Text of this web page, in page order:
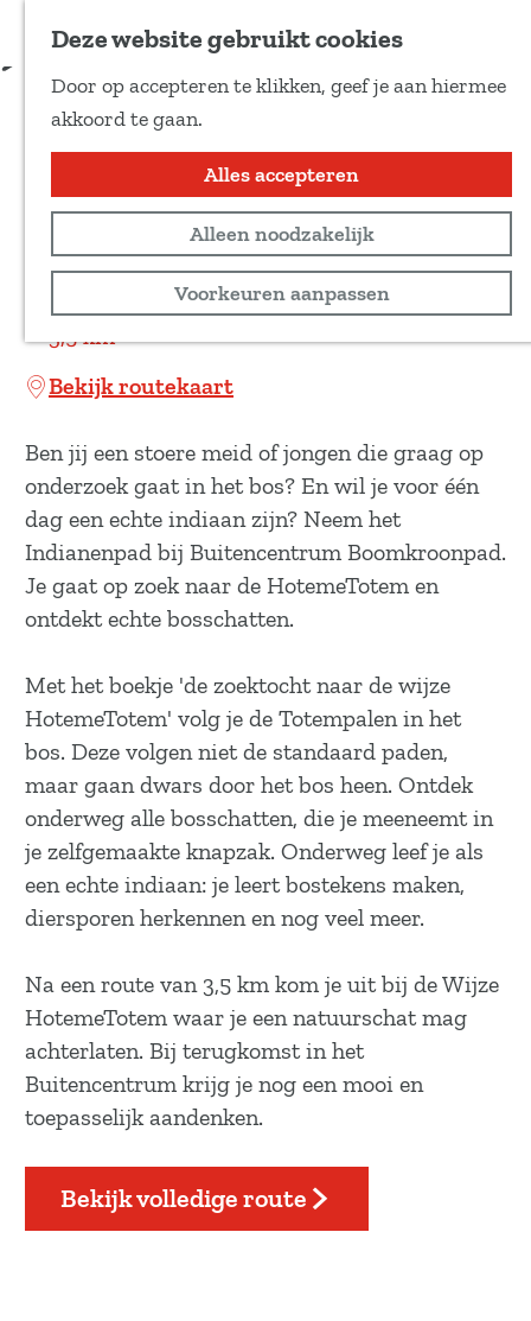
Deze website gebruikt cookies
Door op accepteren te klikken, geef je aan hiermee
akkoord te gaan.
Alles accepteren
Alleen noodzakelijk
Voorkeuren aanpassen
Voeg toe als favoriet
e
e
d
z
g
n
a
Download route
Indianenpad bij
Buitencentrum
Boomkroonpad
Wandeltocht
3,5 km
Bekijk routekaart
Ben jij een stoere meid of jongen die graag op
onderzoek gaat in het bos? En wil je voor één
dag een echte indiaan zijn? Neem het
Indianenpad bij Buitencentrum Boomkroonpad.
Je gaat op zoek naar de HotemeTotem en
ontdekt echte bosschatten.
Met het boekje 'de zoektocht naar de wijze
HotemeTotem' volg je de Totempalen in het
bos. Deze volgen niet de standaard paden,
maar gaan dwars door het bos heen. Ontdek
onderweg alle bosschatten, die je meeneemt in
je zelfgemaakte knapzak. Onderweg leef je als
een echte indiaan: je leert bostekens maken,
diersporen herkennen en nog veel meer.
Na een route van 3,5 km kom je uit bij de Wijze
HotemeTotem waar je een natuurschat mag
achterlaten. Bij terugkomst in het
Buitencentrum krijg je nog een mooi en
toepasselijk aandenken.
Bekijk volledige route